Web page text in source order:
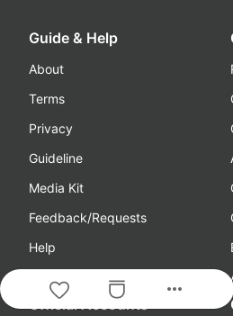
more_horiz
Guide & Help
About
Terms
Privacy
Guideline
Media Kit
Feedback/Requests
Help
Advertisement
Official Accounts